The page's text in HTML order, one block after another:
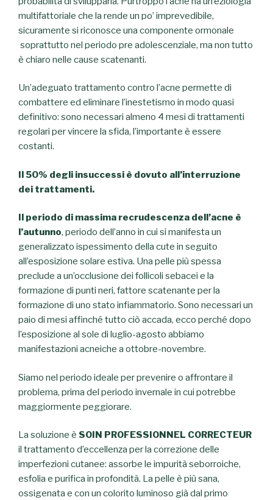
multifattoriale che la rende un po’ imprevedibile,
sicuramente si riconosce una componente ormonale
soprattutto nel periodo pre adolescenziale, ma non tutto
è chiaro nelle cause scatenanti.
Un’adeguato trattamento contro l’acne permette di
combattere ed eliminare l’inestetismo in modo quasi
definitivo: sono necessari almeno 4 mesi di trattamenti
regolari per vincere la sfida, l’importante è essere
costanti.
Il 50% degli insuccessi è dovuto all’interruzione
dei trattamenti.
Il periodo di massima recrudescenza dell’acne è
l’autunno, periodo dell’anno in cui si manifesta un
generalizzato ispessimento della cute in seguito
all’esposizione solare estiva. Una pelle più spessa
preclude a un’occlusione dei follicoli sebacei e la
formazione di punti neri, fattore scatenante per la
formazione di uno stato infiammatorio. Sono necessari un
paio di mesi affinché tutto ciò accada, ecco perché dopo
l’esposizione al sole di luglio-agosto abbiamo
manifestazioni acneiche a ottobre-novembre.
Siamo nel periodo ideale per prevenire o affrontare il
problema, prima del periodo invernale in cui potrebbe
maggiormente peggiorare.
La soluzione è SOIN PROFESSIONNEL CORRECTEUR
il trattamento d’eccellenza per la correzione delle
imperfezioni cutanee: assorbe le impurità seborroiche,
esfolia e purifica in profondità. La pelle è più sana,
ossigenata e con un colorito luminoso già dal primo